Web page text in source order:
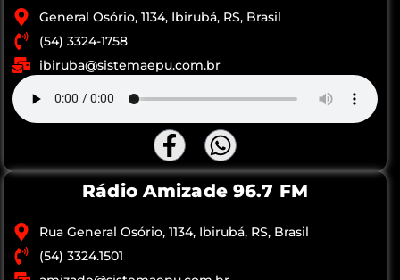
General Osório, 1134, Ibirubá, RS, Brasil
(54) 3324-1758
ibiruba@sistemaepu.com.br
Rádio Amizade 96.7 FM
Rua General Osório, 1134, Ibirubá, RS, Brasil
(54) 3324.1501